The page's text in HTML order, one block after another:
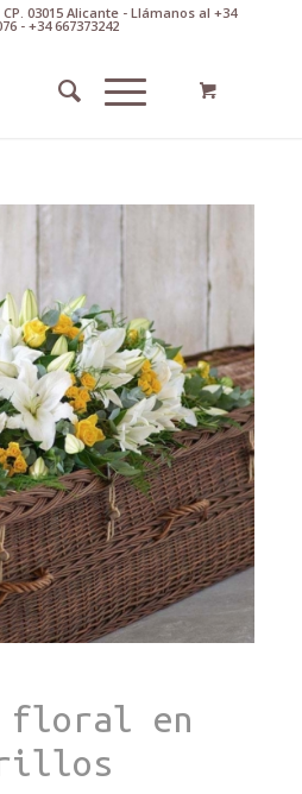
03015 Alicante - Llámanos al +34
- +34 667373242
floral en